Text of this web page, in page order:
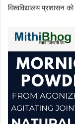
विश्वविद्यालय प्रशासन